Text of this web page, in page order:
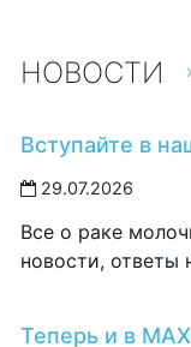
НОВОСТИ
Вступайте в
29.07.2026
Все о раке
новости, ответы
Теперь и в MAX